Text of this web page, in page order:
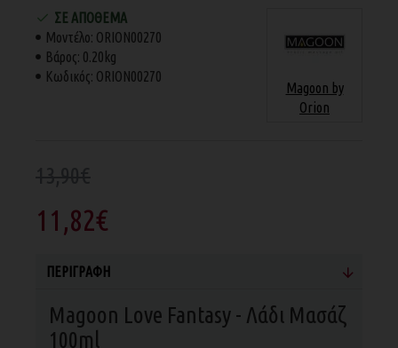
11,82€
ΣΕ ΑΠΌΘΕΜΑ
Μοντέλο: ORION00270
Βάρος: 0.20kg
Κωδικός: ORION00270
Magoon by
Orion
ΠΕΡΙΓΡΑΦΉ
Magoon Love Fantasy - Λάδι Μασάζ
100ml